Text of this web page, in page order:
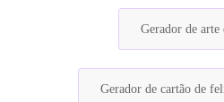
Gerador de arte
Gerador de cartão de